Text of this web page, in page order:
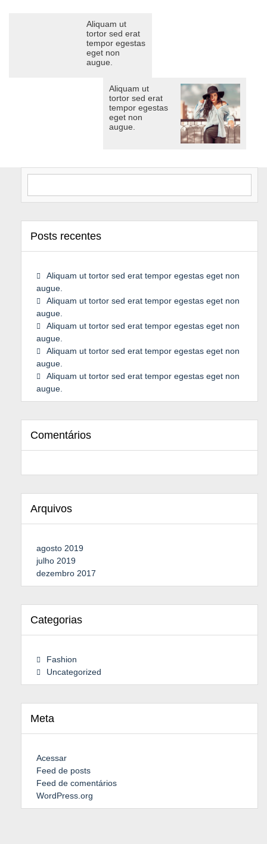
Aliquam ut
tortor sed erat
tempor egestas
eget non
augue.
Aliquam ut
tortor sed erat
tempor egestas
eget non
augue.
Posts recentes
Aliquam ut tortor sed erat tempor egestas eget non
augue.
Aliquam ut tortor sed erat tempor egestas eget non
augue.
Aliquam ut tortor sed erat tempor egestas eget non
augue.
Aliquam ut tortor sed erat tempor egestas eget non
augue.
Aliquam ut tortor sed erat tempor egestas eget non
augue.
Comentários
Arquivos
agosto 2019
julho 2019
dezembro 2017
Categorias
Fashion
Uncategorized
Meta
Acessar
Feed de posts
Feed de comentários
WordPress.org